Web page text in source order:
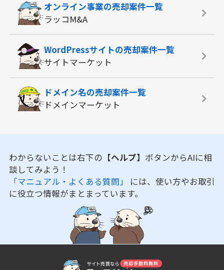
オンライン事業の売却案件一覧
ラッコM&A
WordPressサイトの売却案件一覧
サイトマーケット
ドメイン名の売却案件一覧
ドメインマーケット
わからないことは右下の 【ヘルプ】 ボタンからAIに相
談してみよう！
「マニュアル・よくある質問」 には、使い方やお取引
に役立つ情報がまとまっています。